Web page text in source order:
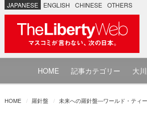
JAPANESE ENGLISH CHINESE OTHERS
HOME 記事カテゴリー 大
HOME 羅針盤 未来への羅針盤―ワールド・ティ